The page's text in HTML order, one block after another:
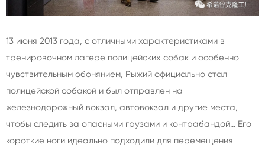
13 июня 2013 года, с отличными характеристиками в
тренировочном лагере полицейских собак и особенно
чувствительным обонянием, Рыжий официально стал
полицейской собакой и был отправлен на
железнодорожный вокзал, автовокзал и другие места,
чтобы следить за опасными грузами и контрабандой... Его
короткие ноги идеально подходили для перемещения